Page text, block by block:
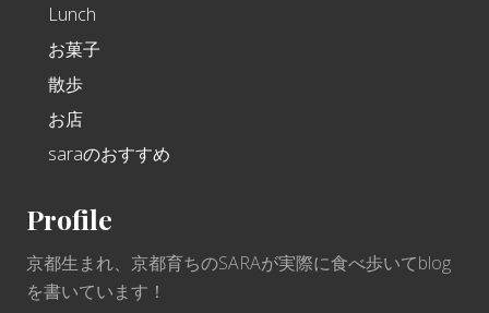
Lunch
お菓子
散歩
お店
saraのおすすめ
Profile
京都生まれ、京都育ちのSARAが実際に食べ歩いてblog
を書いています！